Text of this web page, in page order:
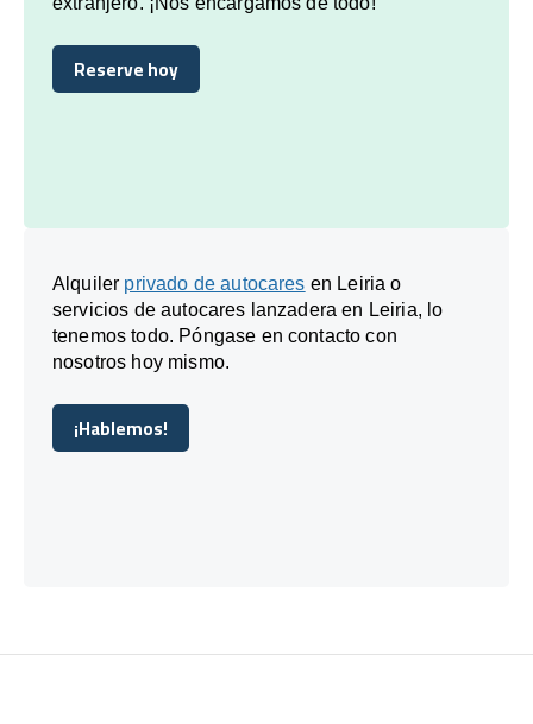
Reserve hoy
Reserve hoy
Alquiler privado de autocares en Leiria o
servicios de autocares lanzadera en Leiria, lo
tenemos todo. Póngase en contacto con
nosotros hoy mismo.
¡Hablemos!
¡Hablemos!